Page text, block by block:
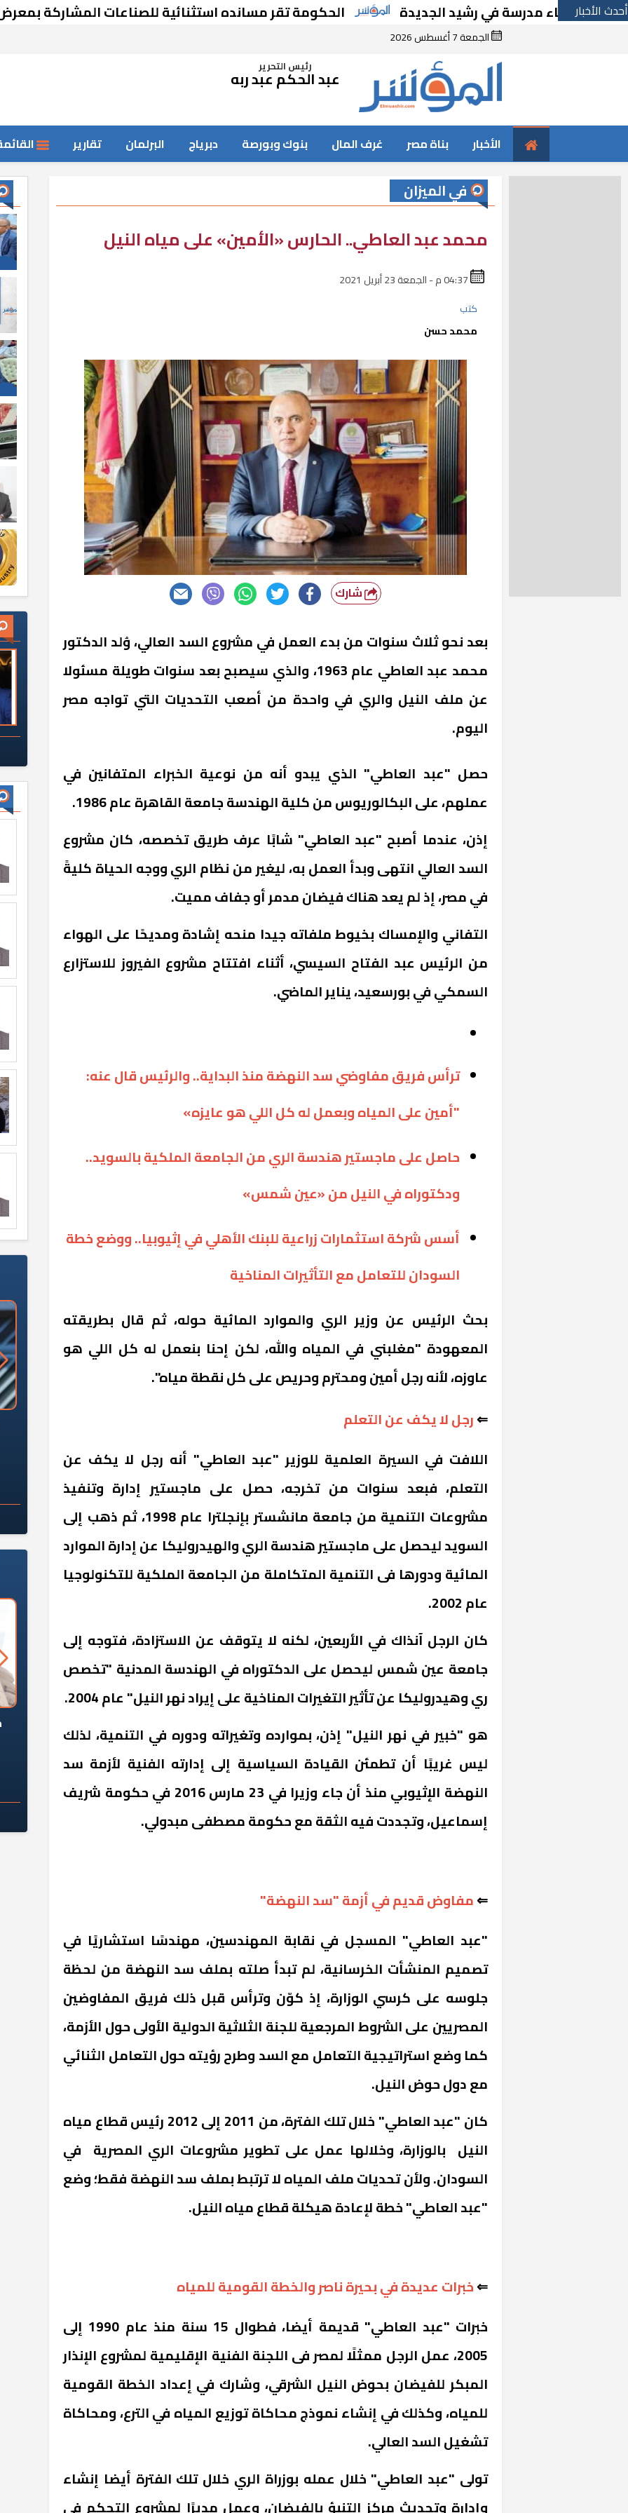
أحدث الأخبارمدرسة في رشيد الجديدة الحكومة تقر مسانده استثنائية للصناعات المشاركة بمعرض دمشق
الجمعة 7 أغسطس 2026
رئيس التحرير
عبد الحكم عبد ربه
الأخبار بناة مصر غرف المال بنوك وبورصة دبرياج البرلمان تقارير
في الميزان
محمد عبد العاطي.. الحارس «الأمين» على مياه النيل
كتب
محمد حسن
شارك
بعد نحو ثلاث سنوات من بدء العمل في مشروع السد العالي، وُلد الدكتور
محمد عبد العاطي عام 1963، والذي سيصبح بعد سنوات طويلة مسئولا
عن ملف النيل والري في واحدة من أصعب التحديات التي تواجه مصر
اليوم.
حصل "عبد العاطي" الذي يبدو أنه من نوعية الخبراء المتفانين في
عملهم، على البكالوريوس من كلية الهندسة جامعة القاهرة عام 1986.
إذن، عندما أصبح "عبد العاطي" شابًا عرف طريق تخصصه، كان مشروع
السد العالي انتهى وبدأ العمل به، ليغير من نظام الري ووجه الحياة كليةً
في مصر، إذ لم يعد هناك فيضان مدمر أو جفاف مميت.
التفاني والإمساك بخيوط ملفاته جيدا منحه إشادة ومديحًا على الهواء
من الرئيس عبد الفتاح السيسي، أثناء افتتاح مشروع الفيروز للاستزارع
السمكي في بورسعيد، يناير الماضي.
ترأس فريق مفاوضي سد النهضة منذ البداية.. والرئيس قال عنه:
"أمين على المياه وبعمل له كل اللي هو عايزه»
حاصل على ماجستير هندسة الري من الجامعة الملكية بالسويد..
ودكتوراه في النيل من «عين شمس»
أسس شركة استثمارات زراعية للبنك الأهلي في إثيوبيا.. ووضع خطة
السودان للتعامل مع التأثيرات المناخية
بحث الرئيس عن وزير الري والموارد المائية حوله، ثم قال بطريقته
المعهودة "مغلبني في المياه والله، لكن إحنا بنعمل له كل اللي هو
عاوزه، لأنه رجل أمين ومحترم وحريص على كل نقطة مياه".
⇐رجل لا يكف عن التعلم
اللافت في السيرة العلمية للوزير "عبد العاطي" أنه رجل لا يكف عن
التعلم، فبعد سنوات من تخرجه، حصل على ماجستير إدارة وتنفيذ
مشروعات التنمية من جامعة مانشستر بإنجلترا عام 1998، ثم ذهب إلى
السويد ليحصل على ماجستير هندسة الري والهيدروليكا عن إدارة الموارد
المائية ودورها فى التنمية المتكاملة من الجامعة الملكية للتكنولوجيا
عام 2002.
كان الرجل آنذاك في الأربعين، لكنه لا يتوقف عن الاستزادة، فتوجه إلى
جامعة عين شمس ليحصل على الدكتوراه في الهندسة المدنية "تخصص
ري وهيدروليكا عن تأثير التغيرات المناخية على إيراد نهر النيل" عام 2004.
هو "خبير في نهر النيل" إذن، بموارده وتغيراته ودوره في التنمية، لذلك
ليس غريبًا أن تطمئن القيادة السياسية إلى إدارته الفنية لأزمة سد
النهضة الإثيوبي منذ أن جاء وزيرا في 23 مارس 2016 في حكومة شريف
إسماعيل، وتجددت فيه الثقة مع حكومة مصطفى مبدولي.
⇐مفاوض قديم في أزمة "سد النهضة"
"عبد العاطي" المسجل في نقابة المهندسين، مهندسًا استشاريًا في
تصميم المنشأت الخرسانية، لم تبدأ صلته بملف سد النهضة من لحظة
جلوسه على كرسي الوزارة، إذ كوّن وترأس قبل ذلك فريق المفاوضين
المصريين على الشروط المرجعية للجنة الثلاثية الدولية الأولى حول الأزمة،
كما وضع استراتيجية التعامل مع السد وطرح رؤيته حول التعامل الثنائي
مع دول حوض النيل.
كان "عبد العاطي" خلال تلك الفترة، من 2011 إلى 2012 رئيس قطاع مياه
النيل بالوزارة، وخلالها عمل على تطوير مشروعات الري المصرية في
السودان. ولأن تحديات ملف المياه لا ترتبط بملف سد النهضة فقط؛ وضع
"عبد العاطي" خطة لإعادة هيكلة قطاع مياه النيل.
⇐خبرات عديدة في بحيرة ناصر والخطة القومية للمياه
خبرات "عبد العاطي" قديمة أيضا، فطوال 15 سنة منذ عام 1990 إلى
2005، عمل الرجل ممثلًا لمصر فى اللجنة الفنية الإقليمية لمشروع الإنذار
المبكر للفيضان بحوض النيل الشرقي، وشارك في إعداد الخطة القومية
للمياه، وكذلك في إنشاء نموذج محاكاة توزيع المياه في الترع، ومحاكاة
تشغيل السد العالي.
تولى "عبد العاطي" خلال عمله بوزراة الري خلال تلك الفترة أيضا إنشاء
وإدارة وتحديث مركز التنبؤ بالفيضان، وعمل مديرًا لمشروع التحكم في
كان اختيار خريج معهد العاشر من
رمضان وزيرًا للإسكان قرارًا صائبًا؟
تعليمات الرئيس السيسي؟